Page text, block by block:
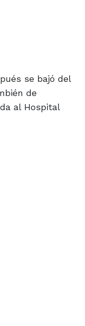
se bajó del
de
al Hospital